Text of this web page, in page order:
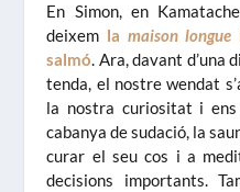
En Simon, en
deixem la maison longue
salmó. Ara, davant d’una
tenda, el nostre wendat
la nostra curiositat i
cabanya de sudació, la
curar el seu cos i a
decisions importants.